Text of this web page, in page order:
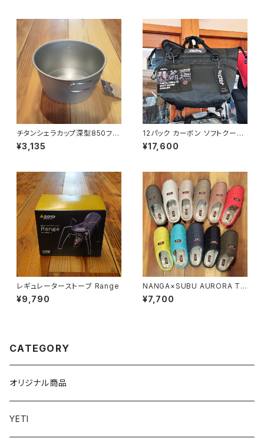
チタンシェラカップ深型850フォ
ールドハンドル(メモリ付)
¥3,135
12パック カーボン ソフトクーラ
ー
¥17,600
レギュレーターストーブ Range
¥9,790
NANGA×SUBU AURORA TE
X WINTER SANDAL
¥7,700
CATEGORY
オリジナル商品
YETI